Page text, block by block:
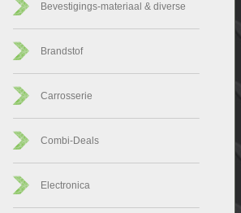
Bevestigings-materiaal & diverse
Brandstof
Carrosserie
Combi-Deals
Electronica